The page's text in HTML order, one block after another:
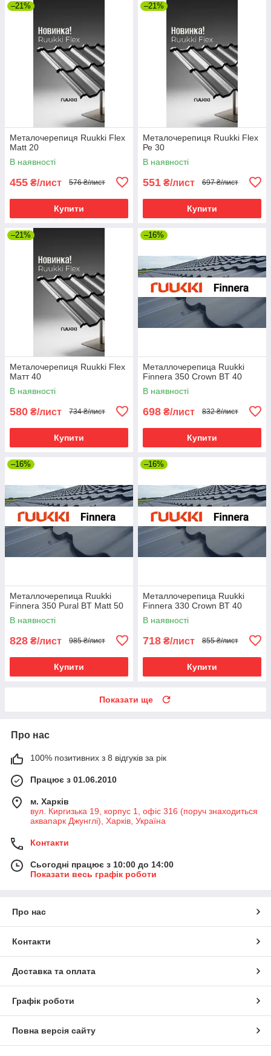
–21%
Металочерепиця Ruukki Flex
Matt 20
В наявності
455 ₴/лист 576 ₴/лист
Купити
–21%
Металочерепиця Ruukki Flex
Ре 30
В наявності
551 ₴/лист 697 ₴/лист
Купити
–21%
Металочерепиця Ruukki Flex
Матт 40
В наявності
580 ₴/лист 734 ₴/лист
Купити
–16%
Металлочерепица Ruukki
Finnera 350 Crown BT 40
В наявності
698 ₴/лист 832 ₴/лист
Купити
–16%
Металлочерепица Ruukki
Finnera 350 Pural BT Matt 50
В наявності
828 ₴/лист 985 ₴/лист
Купити
–16%
Металлочерепица Ruukki
Finnera 330 Сrown BT 40
В наявності
718 ₴/лист 855 ₴/лист
Купити
Показати ще
Про нас
100% позитивних з 8 відгуків за рік
Працює з 01.06.2010
м. Харків
вул. Киргизька 19, корпус 1, офіс 316 (поруч знаходиться
аквапарк Джунглі), Харків, Україна
Контакти
Сьогодні працює з 10:00 до 14:00
Показати весь графік роботи
Про нас
Контакти
Доставка та оплата
Графік роботи
Повна версія сайту